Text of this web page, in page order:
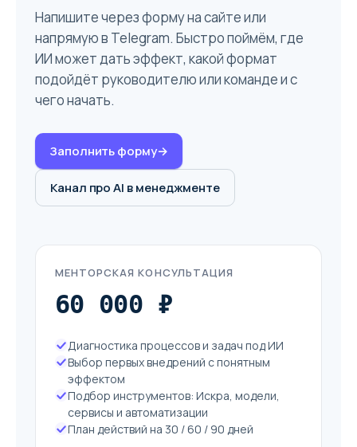
Напишите через форму на сайте или
напрямую в Telegram. Быстро поймём, где
ИИ может дать эффект, какой формат
подойдёт руководителю или команде и с
чего начать.
Заполнить форму→
Канал про AI в менеджменте
МЕНТОРСКАЯ КОНСУЛЬТАЦИЯ
60 000 ₽
Диагностика процессов и задач под ИИ
Выбор первых внедрений с понятным
эффектом
Подбор инструментов: Искра, модели,
сервисы и автоматизации
План действий на 30 / 60 / 90 дней